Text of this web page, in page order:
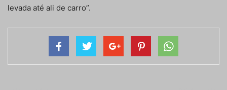
levada até ali de carro”.